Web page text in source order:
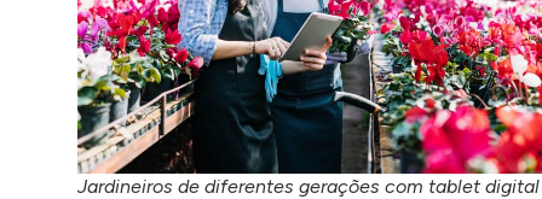
Jardineiros de diferentes gerações com tablet digital